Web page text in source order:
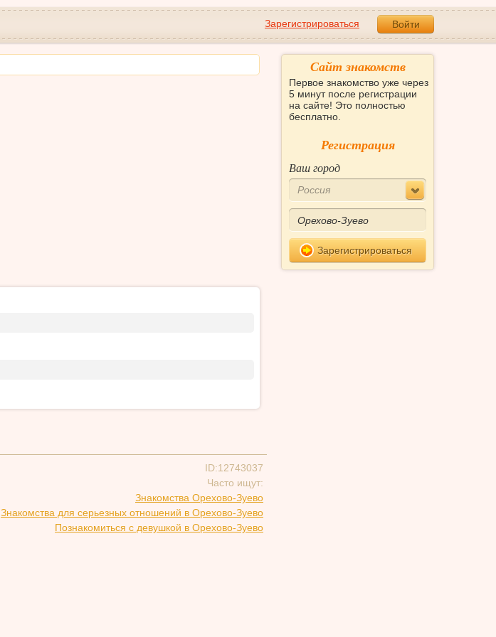
Зарегистрироваться Войти
ID:12743037
Часто ищут:
Знакомства Орехово-Зуево
Знакомства для серьезных отношений в Орехово-Зуево
Познакомиться с девушкой в Орехово-Зуево
Сайт знакомств
Первое знакомство уже через
5 минут после регистрации
на сайте! Это полностью
бесплатно.
Регистрация
Ваш город
Россия
Зарегистрироваться